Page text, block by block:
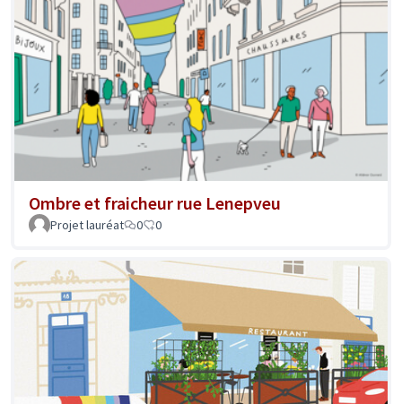
Ombre et fraicheur rue Lenepveu
Projet lauréat 0 0